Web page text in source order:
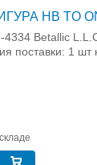
HB TO
4334 Betallic
поставки: 1 шт